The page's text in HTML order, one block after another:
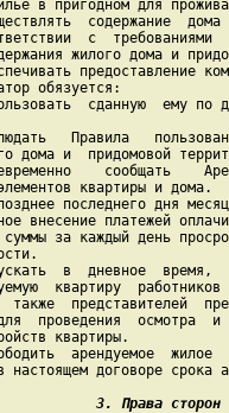
в пригодном для
содержание  дома
с  требованиями
жилого дома и
предоставление
обязуется:
сданную  ему по
Правила
дома и  придомовой
сообщать
квартиры и дома.
последнего дня
внесение платежей
за каждый день
в  дневное  время,
квартиру  работников
также  представителей
проведения  осмотра  и
квартиры.
арендуемое  жилое
настоящем договоре срока
3. Права сторон